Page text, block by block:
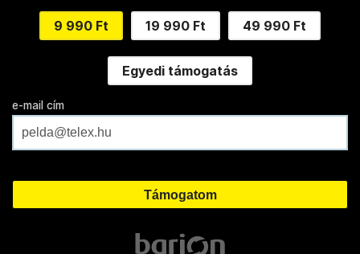
9 990 Ft 19 990 Ft 49 990 Ft
Egyedi támogatás
e-mail cím